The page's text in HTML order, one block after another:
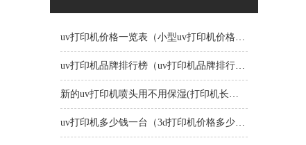
uv打印机价格一览表（小型uv打印机价格一览表）
uv打印机品牌排行榜（uv打印机品牌排行榜前十名）
新的uv打印机喷头用不用保湿(打印机长时间不用喷头会堵吗)
uv打印机多少钱一台（3d打印机价格多少钱一台）